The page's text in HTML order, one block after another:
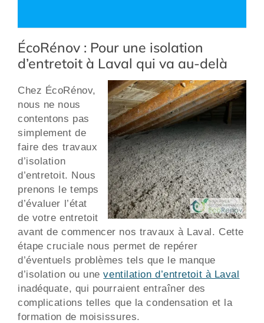
ÉcoRénov : Pour une isolation
d’entretoit à Laval qui va au-delà
Chez ÉcoRénov,
nous ne nous
contentons pas
simplement de
faire des travaux
d’isolation
d’entretoit. Nous
prenons le temps
d’évaluer l’état
de votre entretoit
avant de commencer nos travaux à Laval. Cette
étape cruciale nous permet de repérer
d’éventuels problèmes tels que le manque
d’isolation ou uneventilation d’entretoit à Laval
inadéquate, qui pourraient entraîner des
complications telles que la condensation et la
formation de moisissures.